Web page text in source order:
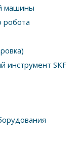
машины
инструмент SKF